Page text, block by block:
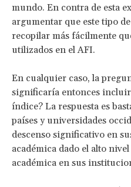
mundo. En contra de esta
argumentar que este tipo
recopilar más fácilmente
utilizados en el AFI.
En cualquier caso, la
significaría entonces
índice? La respuesta es
países y universidades
descenso significativo en
académica dado el alto
académica en sus